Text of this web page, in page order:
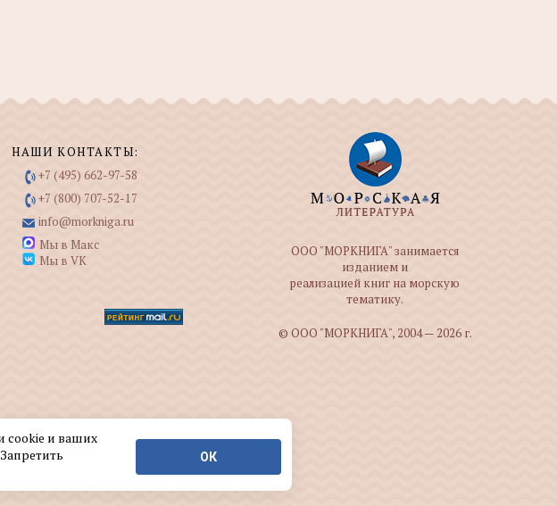
НАШИ КОНТАКТЫ:
+7 (495) 662-97-58
+7 (800) 707-52-17
info@morkniga.ru
Мы в Макс
Мы в VK
ООО "МОРКНИГА" занимается
изданием и
реализацией книг на морскую
тематику.
© ООО "МОРКНИГА", 2004 — 2026 г.
cookie и ваших
ОК